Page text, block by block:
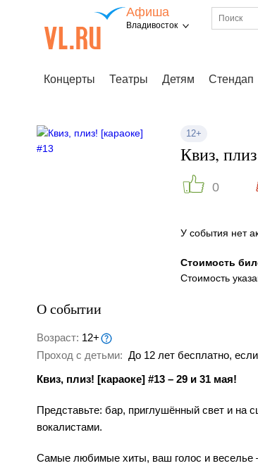
Афиша
Владивосток
Концерты Театры Детям Стендап
12+
Квиз,
0
У события нет
Стоимость
Стоимость
О событии
Возраст: 12+
Проход с детьми: До 12 лет бесплатно,
Квиз, плиз! [караоке] #13 – 29 и 31 мая!
Представьте: бар, приглушённый свет и на
вокалистами.
Самые любимые хиты, ваш голос и веселье